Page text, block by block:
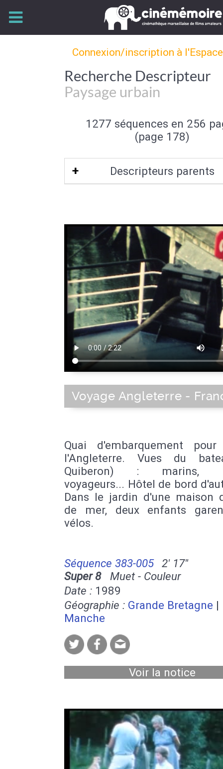
Connexion/inscription à
Recherche Descripteur
Paysage urbain
1277 séquences en 256
(page 178)
Descripteurs parents
Voyage Angleterre -
Quai d'embarquement
l'Angleterre. Vues du
Quiberon) : marins,
voyageurs... Hôtel de bord
Dans le jardin d'une maison
de mer, deux enfants
vélos.
Séquence 383-005
2' 17''
Super 8Muet - Couleur
Date : 1989
Géographie : Grande Bretagne |
Manche
Voir la notice